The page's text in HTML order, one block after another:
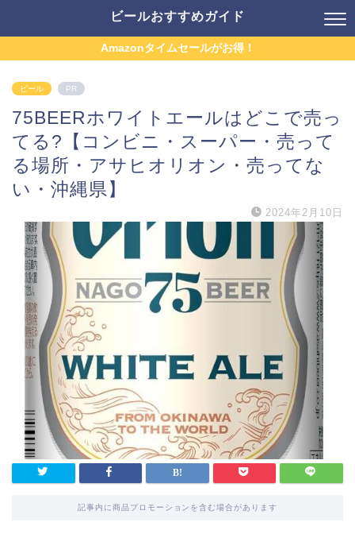
ビールおすすめガイド
Amazonタイムセールがお得！
ビール PR
75BEERホワイトエールはどこで売っ
てる?【コンビニ・スーパー・売って
る場所・アサヒオリオン・売ってな
い・沖縄県】
2024年2月10日
記事内に商品プロモーションを含む場合があります